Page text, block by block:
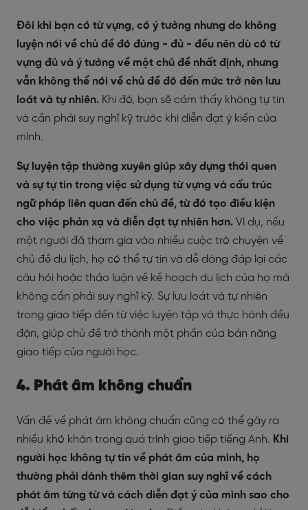
Đôi khi bạn có từ vựng, có ý tưởng nhưng do không
luyện nói về chủ đề đó đúng - đủ - đều nên dù có từ
vựng đủ và ý tưởng về một chủ đề nhất định, nhưng
vẫn không thể nói về chủ đề đó đến mức trở nên lưu
loát và tự nhiên. Khi đó, bạn sẽ cảm thấy không tự tin
và cần phải suy nghĩ kỹ trước khi diễn đạt ý kiến của
mình.
Sự luyện tập thường xuyên giúp xây dựng thói quen
và sự tự tin trong việc sử dụng từ vựng và cấu trúc
ngữ pháp liên quan đến chủ đề, từ đó tạo điều kiện
cho việc phản xạ và diễn đạt tự nhiên hơn. Ví dụ, nếu
một người đã tham gia vào nhiều cuộc trò chuyện về
chủ đề du lịch, họ có thể tự tin và dễ dàng đáp lại các
câu hỏi hoặc thảo luận về kế hoạch du lịch của họ mà
không cần phải suy nghĩ kỹ. Sự lưu loát và tự nhiên
trong giao tiếp đến từ việc luyện tập và thực hành đều
đặn, giúp chủ đề trở thành một phần của bản năng
giao tiếp của người học.
4. Phát âm không chuẩn
Vấn đề về phát âm không chuẩn cũng có thể gây ra
nhiều khó khăn trong quá trình giao tiếp tiếng Anh. Khi
người học không tự tin về phát âm của mình, họ
thường phải dành thêm thời gian suy nghĩ về cách
phát âm từng từ và cách diễn đạt ý của mình sao cho